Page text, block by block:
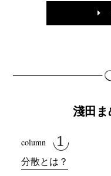
淺田
分散とは？